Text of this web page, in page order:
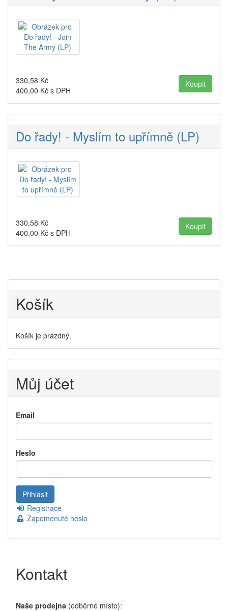
330,58 Kč
400,00 Kč s DPH
Do řady! - Myslím to upřímně (LP)
330,58 Kč
400,00 Kč s DPH
Košík
Košík je prázdný.
Můj účet
Email
Heslo
Registrace
Zapomenuté heslo
Kontakt
Naše prodejna (odběrné místo):